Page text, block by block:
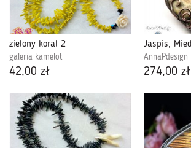
zielony koral 2
galeria kamelot
42,00 zł
AnnaPdesign
274,00 zł